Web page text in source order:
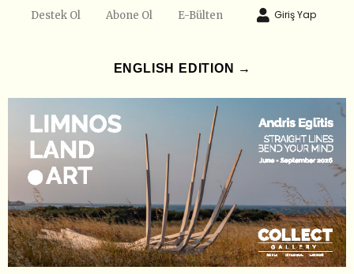
Destek Ol Abone Ol E-Bülten Giriş Yap
ENGLISH EDITION →